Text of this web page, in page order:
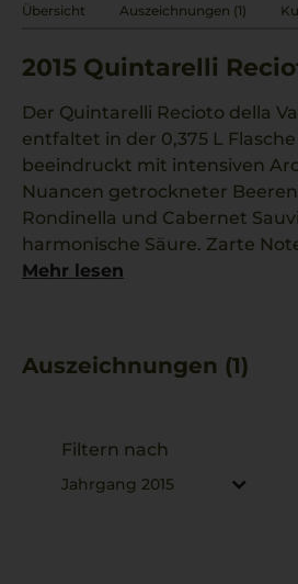
Übersicht Auszeichnungen (1)
2015 Quintarelli
Der Quintarelli Recioto della
entfaltet in der 0,375 L
beeindruckt mit intensiven
Nuancen getrockneter
Rondinella und Cabernet
harmonische Säure. Zarte
ab. Dieser Wein passt
Mehr lesen
Auszeichnungen (1)
Filtern nach
Jahrgang 2015